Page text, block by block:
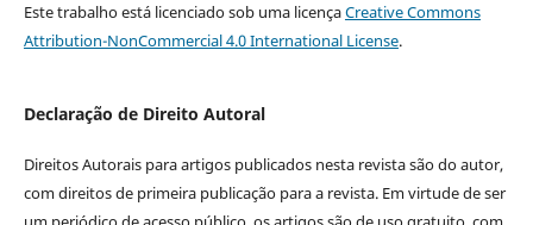
Este trabalho está licenciado sob uma licençaCreative Commons
Attribution-NonCommercial 4.0 International License.
Declaração de Direito Autoral
Direitos Autorais para artigos publicados nesta revista são do autor,
com direitos de primeira publicação para a revista. Em virtude de ser